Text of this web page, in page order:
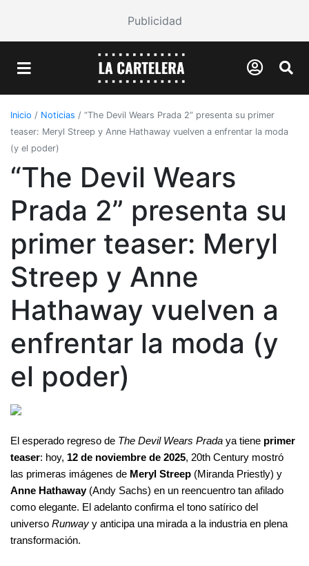
Publicidad
Inicio / Noticias / “The Devil Wears Prada 2” presenta su primer
teaser: Meryl Streep y Anne Hathaway vuelven a enfrentar la moda
(y el poder)
“The Devil Wears
Prada 2” presenta su
primer teaser: Meryl
Streep y Anne
Hathaway vuelven a
enfrentar la moda (y
el poder)
El esperado regreso de The Devil Wears Prada ya tiene primer
teaser: hoy, 12 de noviembre de 2025, 20th Century mostró
las primeras imágenes de Meryl Streep
Anne Hathaway (Andy Sachs) en un reencuentro tan afilado
como elegante. El adelanto confirma el tono satírico del
universo Runway y anticipa una mirada a la industria en plena
transformación.